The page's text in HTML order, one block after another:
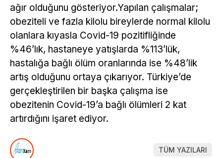
ağır olduğunu gösteriyor.Yapılan çalışmalar;
obeziteli ve fazla kilolu bireylerde normal kilolu
olanlara kıyasla Covid-19 pozitifliğinde
%46’lık, hastaneye yatışlarda %113’lük,
hastalığa bağlı ölüm oranlarında ise %48’lik
artış olduğunu ortaya çıkarıyor. Türkiye’de
gerçekleştirilen bir başka çalışma ise
obezitenin Covid-19’a bağlı ölümleri 2 kat
artırdığını işaret ediyor.
TÜM YAZILARI